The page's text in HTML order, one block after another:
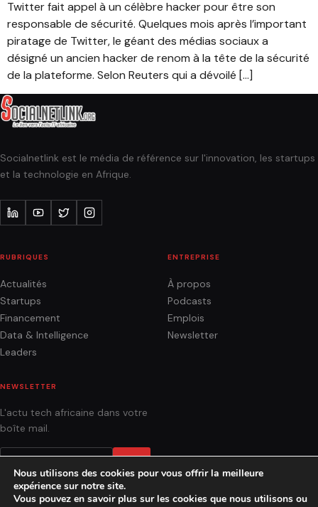
Twitter fait appel à un célèbre hacker pour être son
responsable de sécurité. Quelques mois après l’important
piratage de Twitter, le géant des médias sociaux a
désigné un ancien hacker de renom à la tête de la sécurité
de la plateforme. Selon Reuters qui a dévoilé […]
Socialnetlink est le média de référence sur l'innovation, les startups
et la technologie en Afrique.
RUBRIQUES
Actualités
Startups
Financement
Data & Intelligence
Leaders
ENTREPRISE
À propos
Podcasts
Emplois
Newsletter
NEWSLETTER
L'actu tech africaine dans votre
boîte mail.
Nous utilisons des cookies pour vous offrir la meilleure
expérience sur notre site.
Vous pouvez en savoir plus sur les cookies que nous utilisons ou